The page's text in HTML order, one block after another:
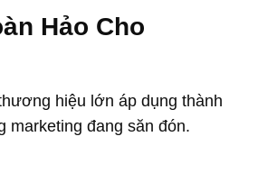
Hảo Cho
hiệu lớn áp dụng thành
marketing đang săn đón.